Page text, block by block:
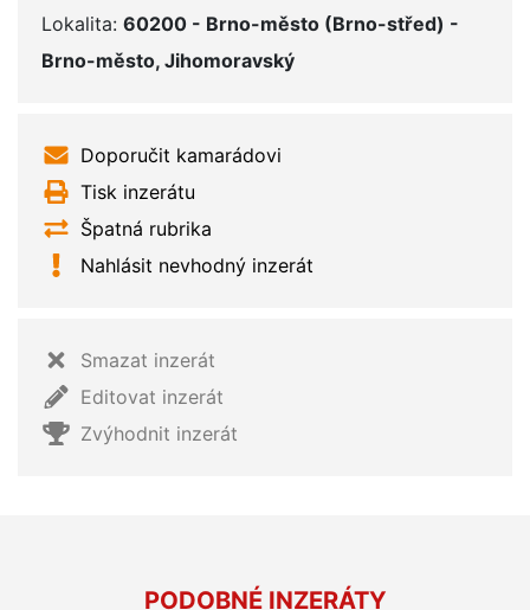
Lokalita: 60200 - Brno-město (Brno-střed) -
Brno-město, Jihomoravský
Doporučit kamarádovi
Tisk inzerátu
Špatná rubrika
Nahlásit nevhodný inzerát
Smazat inzerát
Editovat inzerát
Zvýhodnit inzerát
PODOBNÉ INZERÁTY